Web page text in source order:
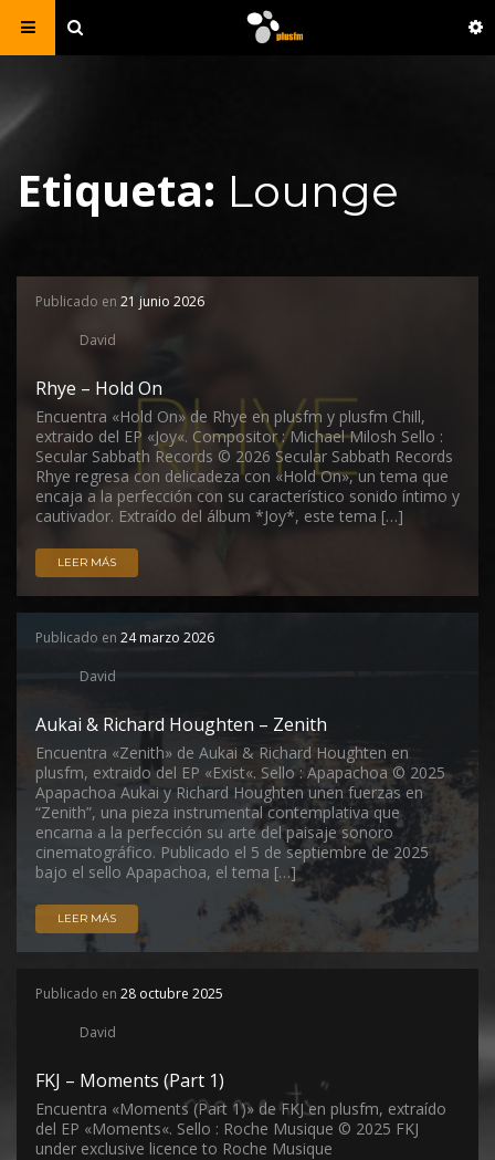
Etiqueta: Lounge
Publicado en 21 junio 2026
David
Rhye – Hold On
Encuentra «Hold On» de Rhye en plusfm y plusfm Chill,
extraido del EP «Joy«. Compositor : Michael Milosh Sello :
Secular Sabbath Records © 2026 Secular Sabbath Records
Rhye regresa con delicadeza con «Hold On», un tema que
encaja a la perfección con su característico sonido íntimo y
cautivador. Extraído del álbum *Joy*, este tema […]
LEER MÁS
Publicado en 24 marzo 2026
David
Aukai & Richard Houghten – Zenith
Encuentra «Zenith» de Aukai & Richard Houghten en
plusfm, extraido del EP «Exist«. Sello : Apapachoa © 2025
Apapachoa Aukai y Richard Houghten unen fuerzas en
“Zenith”, una pieza instrumental contemplativa que
encarna a la perfección su arte del paisaje sonoro
cinematográfico. Publicado el 5 de septiembre de 2025
bajo el sello Apapachoa, el tema […]
LEER MÁS
Publicado en 28 octubre 2025
David
FKJ – Moments (Part 1)
Encuentra «Moments (Part 1)» de FKJ en plusfm, extraído
del EP «Moments«. Sello : Roche Musique © 2025 FKJ
under exclusive licence to Roche Musique